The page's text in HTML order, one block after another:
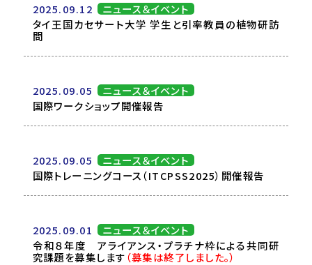
2025.09.12
ニュース＆イベント
タイ王国カセサート大学 学生と引率教員の植物研訪
問
2025.09.05
ニュース＆イベント
国際ワークショップ開催報告
2025.09.05
ニュース＆イベント
国際トレーニングコース（ITCPSS2025）開催報告
2025.09.01
ニュース＆イベント
令和８年度 アライアンス・プラチナ枠による共同研
究課題を募集します（募集は終了しました。）